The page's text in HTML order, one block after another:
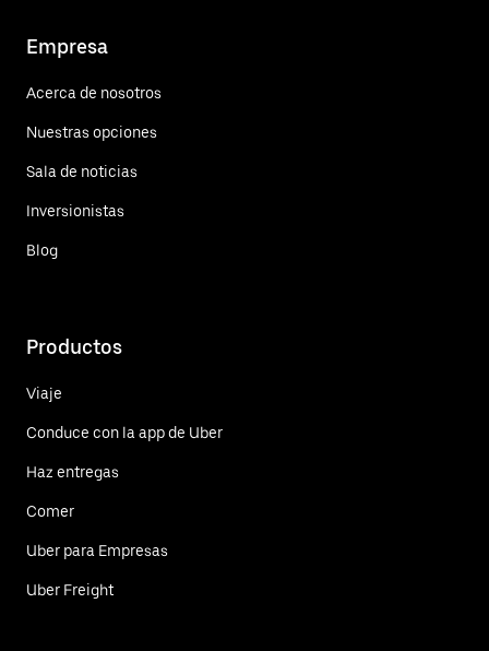
Empresa
Acerca de nosotros
Nuestras opciones
Sala de noticias
Inversionistas
Blog
Productos
Viaje
Conduce con la app de Uber
Haz entregas
Comer
Uber para Empresas
Uber Freight